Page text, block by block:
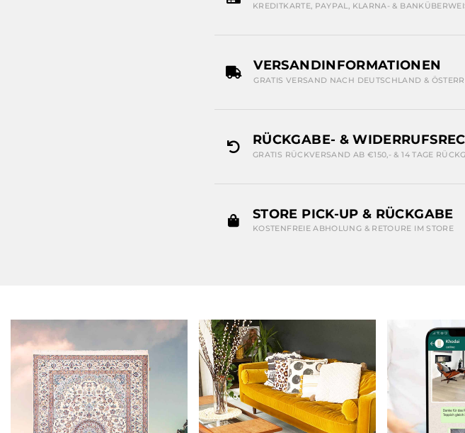
KREDITKARTE, PAYPAL, KLARNA- &
VERSANDINFORMATIONEN
GRATIS VERSAND NACH DEUTSCHLAND &
RÜCKGABE- &
GRATIS RÜCKVERSAND AB €150,- & 14 TAGE
STORE PICK-UP & RÜCKGABE
KOSTENFREIE ABHOLUNG & RETOURE IM STORE